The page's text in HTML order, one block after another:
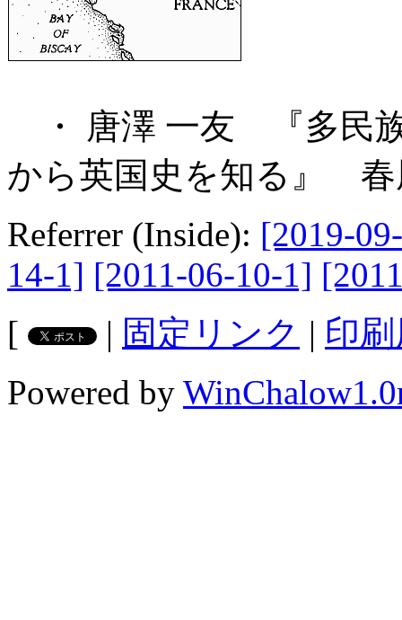
・ 唐澤 一友 『多民
から英国史を知る』 春
Referrer (Inside): [2019-
14-1] [2011-06-10-1]
[
| 固定リンク | 印
Powered by